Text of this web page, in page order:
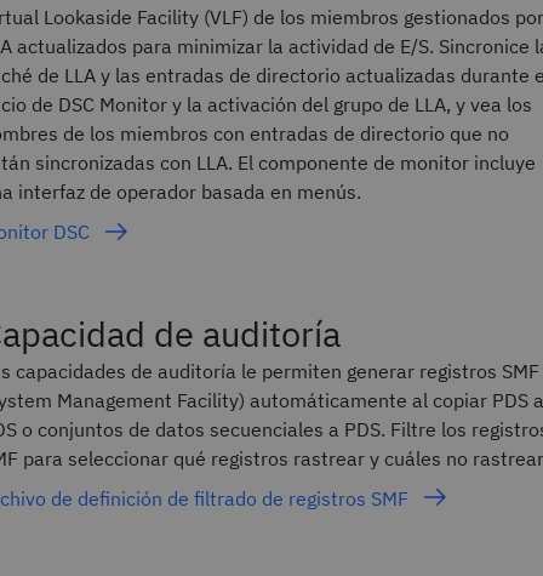
Lookaside Facility (VLF) de los miembros gestionados por
actualizados para minimizar la actividad de E/S. Sincronice
de LLA y las entradas de directorio actualizadas durante
de DSC Monitor y la activación del grupo de LLA, y vea los
de los miembros con entradas de directorio que no
sincronizadas con LLA. El componente de monitor incluye
interfaz de operador basada en menús.
DSC
de auditoría
capacidades de auditoría le permiten generar registros SMF
Management Facility) automáticamente al copiar PDS a
o conjuntos de datos secuenciales a PDS. Filtre los
para seleccionar qué registros rastrear y cuáles no
de definición de filtrado de registros SMF